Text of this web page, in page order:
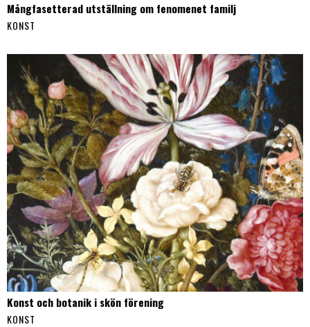
Mångfasetterad utställning om fenomenet familj
KONST
Konst och botanik i skön förening
KONST